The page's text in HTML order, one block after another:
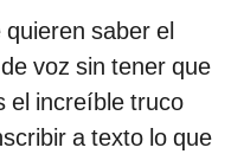
saber el
voz sin tener que
el increíble truco
a texto lo que